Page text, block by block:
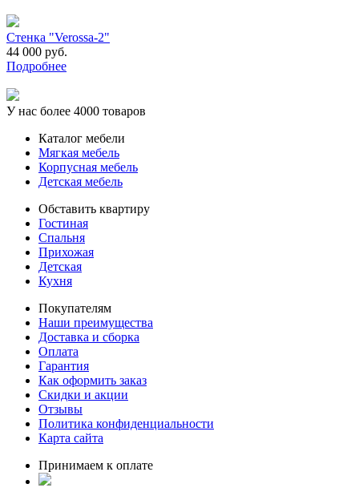
Стенка "Verossa-2"
44 000 руб.
Подробнее
У нас более 4000 товаров
Каталог мебели
Мягкая мебель
Корпусная мебель
Детская мебель
Обставить квартиру
Гостиная
Спальня
Прихожая
Детская
Кухня
Покупателям
Наши преимущества
Доставка и сборка
Оплата
Гарантия
Как оформить заказ
Скидки и акции
Отзывы
Политика конфиденциальности
Карта сайта
Принимаем к оплате